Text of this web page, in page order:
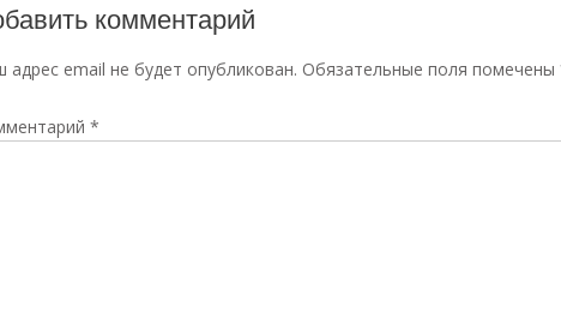
комментарий
адрес email не будет опубликован. Обязательные поля помечены
*